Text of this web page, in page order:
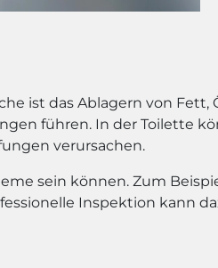
ist das Ablagern von Fett,
führen. In der Toilette
verursachen.
sein können. Zum
Inspektion kann